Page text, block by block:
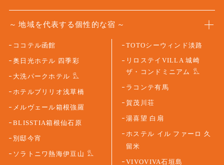
地域を代表する個性的な宿
ココテル函館
奥日光ホテル 四季彩
大洗パークホテル
ホテルブリリオ浅草橋
メルヴェール箱根強羅
BLISSTIA箱根仙石原
別邸今宵
ソラトニワ熱海伊豆山
TOTOシーウィンド淡路
リロステイVILLA 城崎
ザ・コンドミニアム
ラコンテ有馬
賀茂川荘
湯喜望 白扇
ホステル イル ファーロ 久
留米
VIVOVIVA石垣島